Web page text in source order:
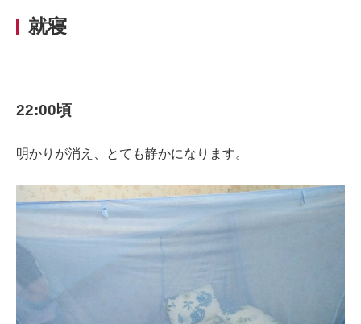
就寝
22:00頃
明かりが消え、とても静かになります。